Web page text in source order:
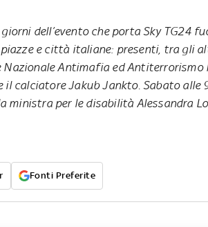
dell’evento che porta Sky TG24
e città italiane: presenti, tra gli
Nazionale Antimafia ed Antiterrorismo
il calciatore Jakub Jankto. Sabato alle
ministra per le disabilità Alessandra
Fonti Preferite